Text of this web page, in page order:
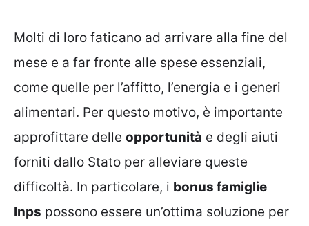
Molti di loro faticano ad arrivare alla fine del
mese e a far fronte alle spese essenziali,
come quelle per l’affitto, l’energia e i generi
alimentari. Per questo motivo, è importante
approfittare delle opportunità e degli aiuti
forniti dallo Stato per alleviare queste
difficoltà. In particolare, i bonus famiglie
Inps possono essere un’ottima soluzione per